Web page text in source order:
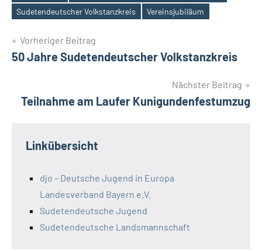
Schlagwörter
Sudetendeutscher Volkstanzkreis
Vereinsjubiläum
Beitragsnavigation
Vorheriger Beitrag
50 Jahre Sudetendeutscher Volkstanzkreis
Nächster Beitrag
Teilnahme am Laufer Kunigundenfestumzug
Linkübersicht
djo – Deutsche Jugend in Europa
Landesverband Bayern e.V.
Sudetendeutsche Jugend
Sudetendeutsche Landsmannschaft